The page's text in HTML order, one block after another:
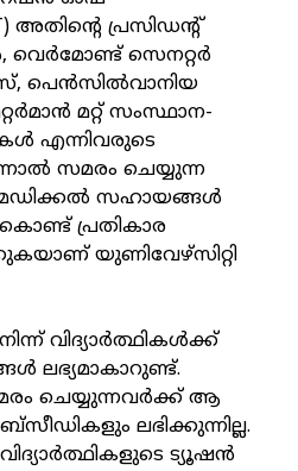
അതിന്റെ പ്രസിഡന്റ്
വെർമോണ്ട് സെനറ്റർ
പെൻസിൽവാനിയ
മറ്റ് സംസ്ഥാന-
എന്നിവരുടെ
സമരം ചെയ്യുന്ന
സഹായങ്ങൾ
പ്രതികാര
യുണിവേഴ്സിറ്റി
വിദ്യാർത്ഥികൾക്ക്
ലഭ്യമാകാറുണ്ട്.
ചെയ്യുന്നവർക്ക് ആ
ലഭിക്കുന്നില്ല.
ട്യൂഷൻ